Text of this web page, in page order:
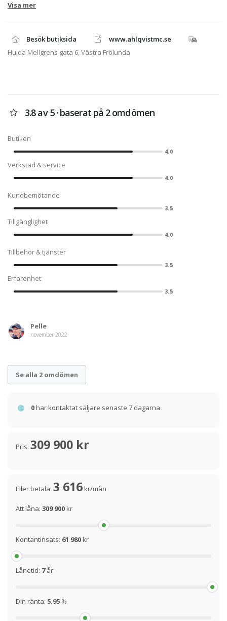
avancerade motorarbeten till punka
Peugeot mopeder. Rieju mopeder. Vi
utför även arbeten på många andra
fabrikat.
orginaltillbehör och reservdelar. Vi har
även en auktoriserad Verkstad där vi
Visa mer
Besök butiksida
www.ahlqvistmc.se
Hulda Mellgrens gata 6, Västra Frölunda
3.8 av 5 · baserat på 2 omdömen
Butiken
4.0
Verkstad & service
4.0
Kundbemötande
3.5
Tillgänglighet
4.0
Tillbehör & tjänster
3.5
Erfarenhet
3.5
Pelle
november 2022
Se alla 2 omdömen
0har kontaktat säljare senaste 7 dagarna
Pris: 309 900 kr
Eller betala 3 616kr/mån
Att låna: 309 900kr
Kontantinsats: 61 980kr
Lånetid: 7år
Din ränta: 5.95 %